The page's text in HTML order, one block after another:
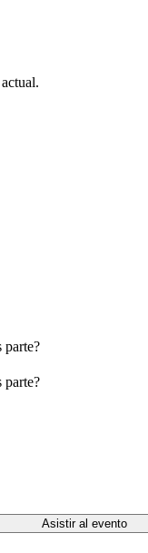
parte?
parte?
Asistir al evento